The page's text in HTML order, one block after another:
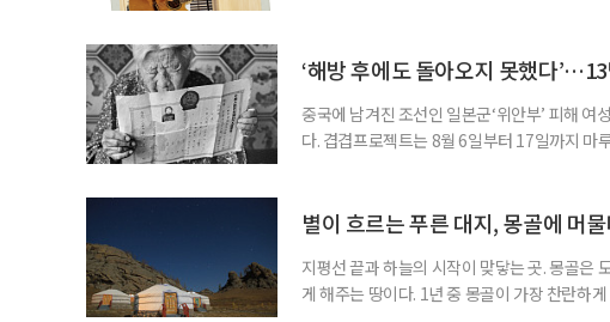
시한다고 해서 수익을 가볍게 본다는 뜻은 아
‘해방 후에도 돌아오지 못했다
중국에 남겨진 조선인 일본군‘위안부’ 피해
다. 겹겹프로젝트는 8월 6일부터 17일까지 마
자신의 생애를 증명하기 위해 간직한 문서, 피
별이 흐르는 푸른 대지, 몽골에 머
지평선 끝과 하늘의 시작이 맞닿는 곳. 몽골은
게 해주는 땅이다. 1년 중 몽골이 가장 찬란하